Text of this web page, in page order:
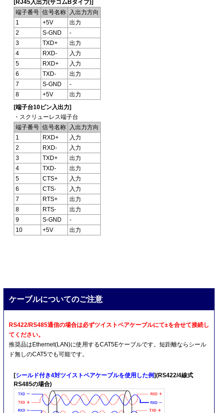
[RJ45入出力(サコムBタイプ)]
端子番号 信号名称
入出力方向
1
+5V
出力
2
S-GND
-
3
TXD+
出力
4
RXD-
入力
5
RXD+
入力
6
TXD-
出力
7
S-GND
-
8
+5V
出力
[端子台10ピン入出力]
・スクリューレス端子台
端子番号 信号名称
入出力方向
1
RXD+
入力
2
RXD-
入力
3
TXD+
出力
4
TXD-
出力
5
CTS+
入力
6
CTS-
入力
7
RTS+
出力
8
RTS-
出力
9
S-GND
-
10
+5V 出力
ケーブルについてのご注意
RS422/RS485通信の場合は必ずツイストペアケーブルにて±を合せて接続し
てください。
推奨品はEthernet(LAN)に使用するCAT5Eケーブルです。短距離ならシール
ド無しのCAT5でも可能です。
[シールド付き4対ツイストペアケーブルを使用した例](RS422/4線式
RS485の場合)